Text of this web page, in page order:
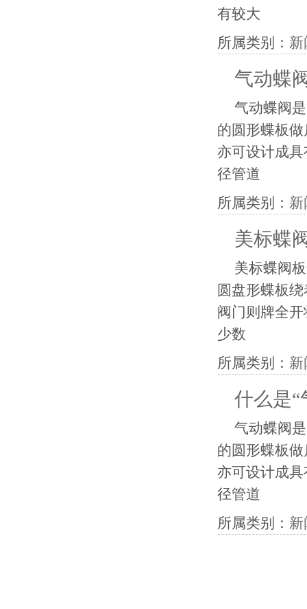
有较大
所属类别：
气动蝶
气动蝶阀
的圆形蝶板
亦可设计成
径管道
所属类别：
美标蝶
美标蝶阀
圆盘形蝶板
阀门则牌全
少数
所属类别：
什么是“
气动蝶阀
的圆形蝶板
亦可设计成
径管道
所属类别：